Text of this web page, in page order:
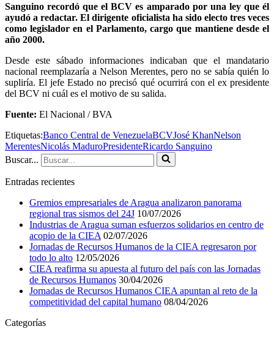
Sanguino recordó que el BCV es amparado por una ley que él
ayudó a redactar. El dirigente oficialista ha sido electo tres veces
como legislador en el Parlamento, cargo que mantiene desde el
año 2000.
Desde este sábado informaciones indicaban que el mandatario
nacional reemplazaría a Nelson Merentes, pero no se sabía quién lo
supliría. El jefe Estado no precisó qué ocurrirá con el ex presidente
del BCV ni cuál es el motivo de su salida.
Fuente: El Nacional / BVA
Etiquetas:Banco Central de VenezuelaBCVJosé KhanNelson
MerentesNicolás MaduroPresidenteRicardo Sanguino
Buscar...
Entradas recientes
Gremios empresariales de Aragua analizaron panorama
regional tras sismos del 24J 10/07/2026
Industrias de Aragua suman esfuerzos solidarios en centro de
acopio de la CIEA 02/07/2026
Jornadas de Recursos Humanos de la CIEA regresaron por
todo lo alto 12/05/2026
CIEA reafirma su apuesta al futuro del país con las Jornadas
de Recursos Humanos 30/04/2026
Jornadas de Recursos Humanos CIEA apuntan al reto de la
competitividad del capital humano 08/04/2026
Categorías